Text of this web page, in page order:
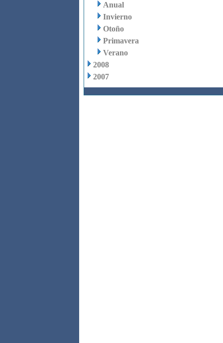
Anual
Invierno
Otoño
Primavera
Verano
2008
2007